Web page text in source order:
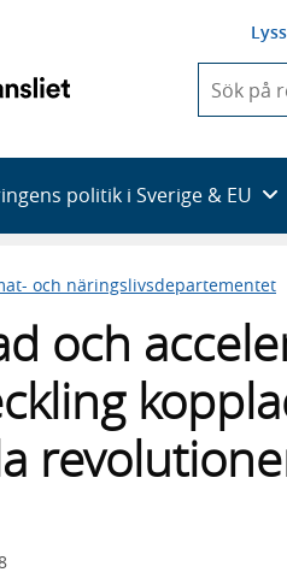
du
skriva
framträder
en
med
politik i Sverige & EU
och näringslivsdepartementet
och